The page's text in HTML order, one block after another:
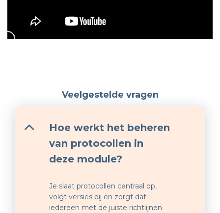
Veelgestelde vragen
Hoe werkt het beheren
van protocollen in
deze module?
Je slaat protocollen centraal op,
volgt versies bij en zorgt dat
iedereen met de juiste richtlijnen